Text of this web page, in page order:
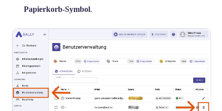
Papierkorb-Symbol.